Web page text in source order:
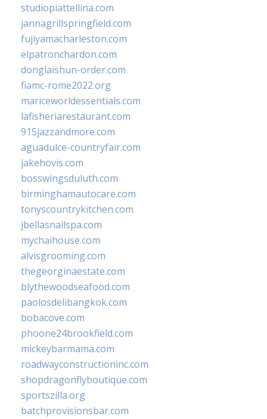
studiopiattellina.com
jannagrillspringfield.com
fujiyamacharleston.com
elpatronchardon.com
donglaishun-order.com
fiamc-rome2022.org
mariceworldessentials.com
lafisheriarestaurant.com
915jazzandmore.com
aguadulce-countryfair.com
jakehovis.com
bosswingsduluth.com
birminghamautocare.com
tonyscountrykitchen.com
jbellasnailspa.com
mychaihouse.com
alvisgrooming.com
thegeorginaestate.com
blythewoodseafood.com
paolosdelibangkok.com
bobacove.com
phoone24brookfield.com
mickeybarmama.com
roadwayconstructioninc.com
shopdragonflyboutique.com
sportszilla.org
batchprovisionsbar.com